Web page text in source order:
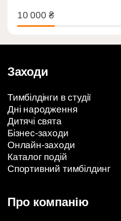
10 000 ₴
Заходи
Тимбілдінги в студії
Дні народження
Дитячі свята
Бізнес-заходи
Онлайн-заходи
Каталог подій
Спортивний тимбілдинг
Про компанію